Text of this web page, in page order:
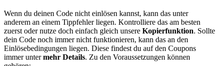
Wenn du deinen Code nicht einlösen kannst, kann das unter
anderem an einem Tippfehler liegen. Kontrolliere das am besten
zuerst oder nutze doch einfach gleich unsere Kopierfunktion. Sollte
dein Code noch immer nicht funktionieren, kann das an den
Einlösebedingungen liegen. Diese findest du auf den Coupons
immer untermehr Details. Zu den Voraussetzungen können